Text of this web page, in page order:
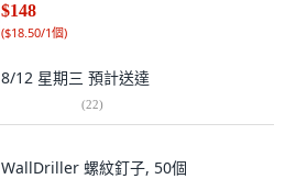
$148
($18.50/1個)
8/12 星期三 預計送達
(22)
WallDriller 螺紋釘子, 50個